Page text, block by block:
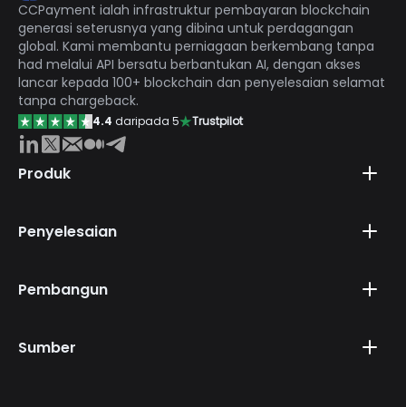
CCPayment ialah infrastruktur pembayaran blockchain
generasi seterusnya yang dibina untuk perdagangan
global. Kami membantu perniagaan berkembang tanpa
had melalui API bersatu berbantukan AI, dengan akses
lancar kepada 100+ blockchain dan penyelesaian selamat
tanpa chargeback.
4.4 daripada 5 Trustpilot
Produk
Penyelesaian
Pembangun
Sumber